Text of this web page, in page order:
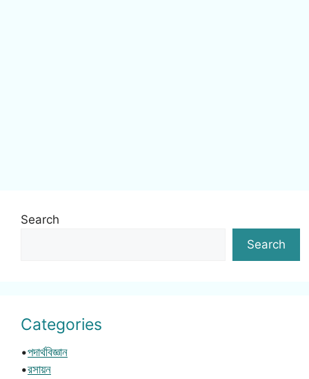
Search
Search
Categories
•পদার্থবিজ্ঞান
•রসায়ন